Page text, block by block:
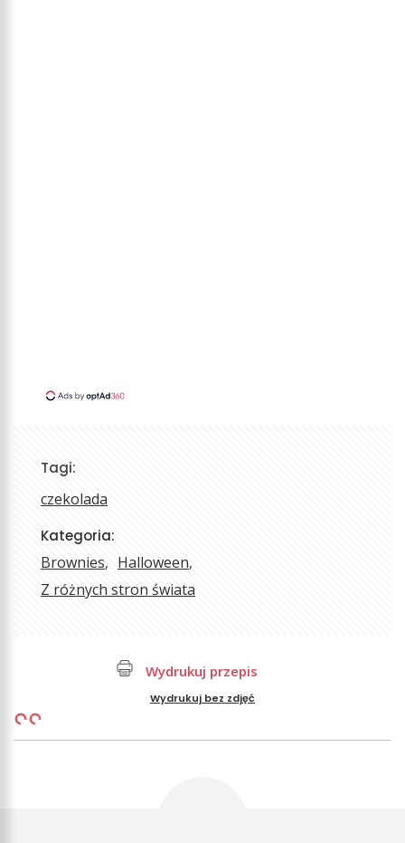
Tagi:
czekolada
Kategoria:
Brownies
Halloween
Z różnych stron świata
Wydrukuj przepis
Wydrukuj bez zdjęć